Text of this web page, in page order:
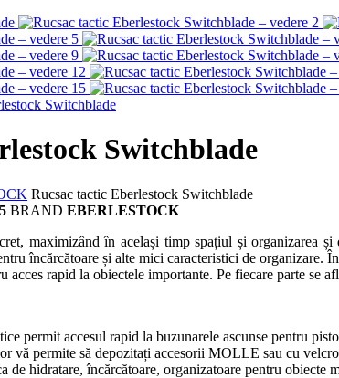
Switchblade
Rucsac tactic Eberlestock Switchblade
BRAND EBERLESTOCK
maximizând în același timp spațiul și organizarea
încărcătoare și alte mici caracteristici de
acces rapid la obiectele importante. Pe fiecare parte se
permit accesul rapid la buzunarele ascunse pentru
vă permite să depozitați accesorii MOLLE sau cu
de hidratare, încărcătoare, organizatoare pentru obiecte